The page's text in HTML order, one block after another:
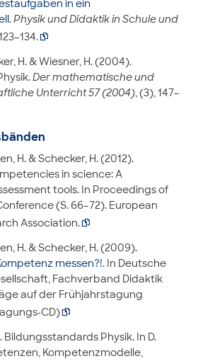
in ein
.Physik und Didaktik in Schule und

H. & Wiesner, H. (2004).
Der mathematische und
Unterricht 57 (2004), (3), 147–
H. & Schecker, H. (2012).
in science: A
tools. In Proceedings of
(S. 66–72). European
Association.
H. & Schecker, H. (2009).
messen?!. In Deutsche
Fachverband Didaktik
auf der Frühjahrstagung
CD)
Bildungsstandards Physik. In D.
Kompetenzmodelle,